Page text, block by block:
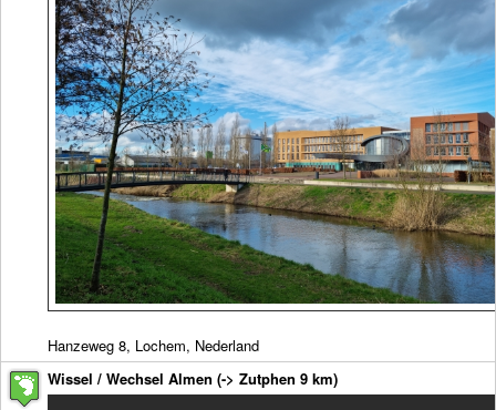
Hanzeweg 8, Lochem, Nederland
Wissel / Wechsel Almen (-> Zutphen 9 km)